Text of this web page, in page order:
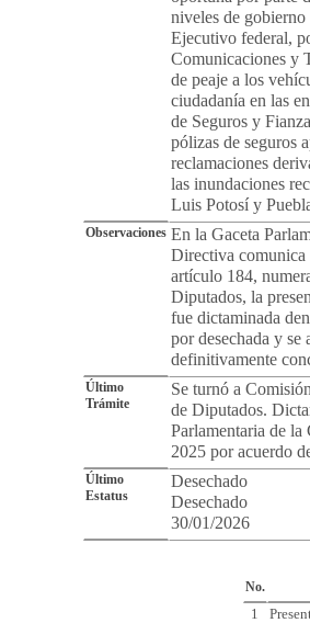
niveles de
Ejecutivo federal,
Comunicaciones y
de peaje a los
ciudadanía en las
de Seguros y
pólizas de seguros
reclamaciones
las inundaciones
Luis Potosí y
Observaciones En la Gaceta
Directiva comunica
artículo 184,
Diputados, la
fue dictaminada
por desechada y
definitivamente
Último
Trámite
Se turnó a
de Diputados.
Parlamentaria de
2025 por acuerdo
Último
Estatus
Desechado
Desechado
30/01/2026
No.
1